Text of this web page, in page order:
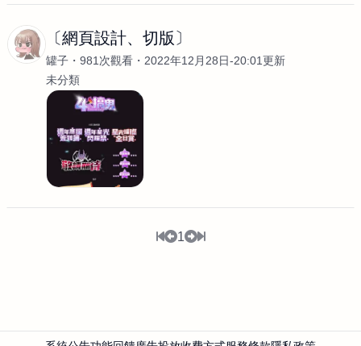
〔網頁設計、切版〕
罐子 981次觀看
2022年12月28日-20:01更新
未分類
1